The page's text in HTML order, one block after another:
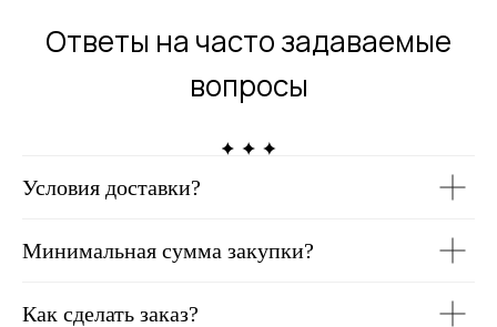
Ответы на часто задаваемые
вопросы
Условия доставки?
Минимальная сумма закупки?
Как сделать заказ?